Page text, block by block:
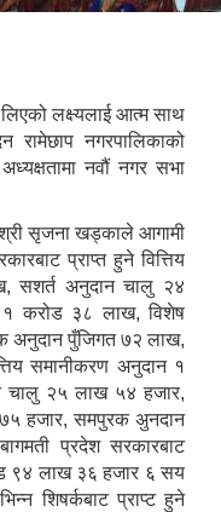
लक्ष्यलाई आत्म साथ
नगरपालिकाको
नवौं नगर सभा
श्री सृजना खड्काले आगामी
प्राप्त हुने वित्तिय
सशर्त अनुदान चालु २४
करोड ३८ लाख, विशेष
अनुदान पुँजिगत ७२ लाख,
समानीकरण अनुदान १
चालु २५ लाख ५४ हजार,
हजार, समपुरक अुनदान
प्रदेश सरकारबाट
९४ लाख ३६ हजार ६ सय
शिषर्कबाट प्राप्ट हुने